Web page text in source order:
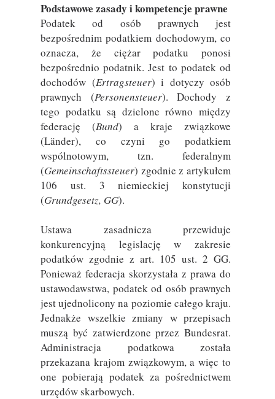
Podstawowe zasady i kompetencje prawne
Podatek od osób prawnych jest
bezpośrednim podatkiem dochodowym, co
oznacza, że ciężar podatku ponosi
bezpośrednio podatnik. Jest to podatek od
dochodów (Ertragsteuer) i dotyczy osób
prawnych (Personensteuer). Dochody z
tego podatku są dzielone równo między
federację (Bund) a kraje związkowe
(Länder), co czyni go podatkiem
wspólnotowym, tzn. federalnym
(Gemeinschaftssteuer) zgodnie z artykułem
106 ust. 3 niemieckiej konstytucji
(Grundgesetz, GG).
Ustawa zasadnicza przewiduje
konkurencyjną legislację w zakresie
podatków zgodnie z art. 105 ust. 2 GG.
Ponieważ federacja skorzystała z prawa do
ustawodawstwa, podatek od osób prawnych
jest ujednolicony na poziomie całego kraju.
Jednakże wszelkie zmiany w przepisach
muszą być zatwierdzone przez Bundesrat.
Administracja podatkowa została
przekazana krajom związkowym, a więc to
one pobierają podatek za pośrednictwem
urzędów skarbowych.